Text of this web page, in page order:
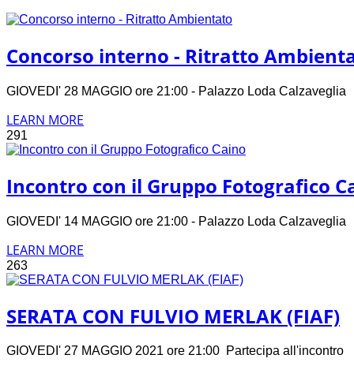
Concorso interno - Ritratto
GIOVEDI' 28 MAGGIO ore 21:00 - Palazzo Loda
LEARN MORE
291
Incontro con il Gruppo Fotografico
GIOVEDI' 14 MAGGIO ore 21:00 - Palazzo Loda
LEARN MORE
263
SERATA CON FULVIO MERLAK (FIAF)
GIOVEDI' 27 MAGGIO 2021 ore 21:00 Partecipa all'incontro